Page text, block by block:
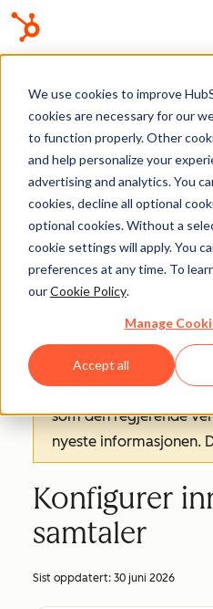
We use cookies to improve
cookies are necessary for our
to function properly. Other
and help personalize your
advertising and analytics. You
cookies, decline all optional
optional cookies. Without a
cookie settings will apply. You
preferences at any time. To
ourCookie Policy.
Manage
Accept all
Innboks
: Denne
praktiske årsaker.
sikkert at den er
versjonen av denne
som den regjerende
nyeste informasjonen.
Konfigurer
samtaler
Sist oppdatert: 30 juni 2026